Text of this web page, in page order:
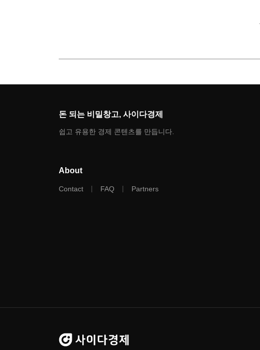
돈 되는 비밀창고, 사이다경제
쉽고 유용한 경제 콘텐츠를 만듭니다.
About
Contact | FAQ | Partners